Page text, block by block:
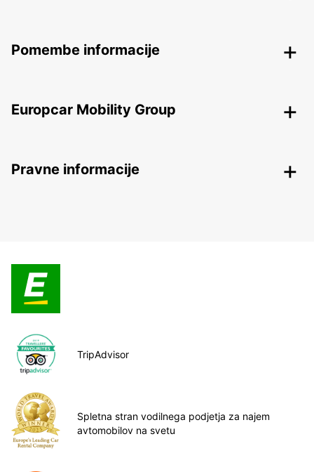
Pomembe informacije
Europcar Mobility Group
Pravne informacije
TripAdvisor
Spletna stran vodilnega podjetja za najem
avtomobilov na svetu